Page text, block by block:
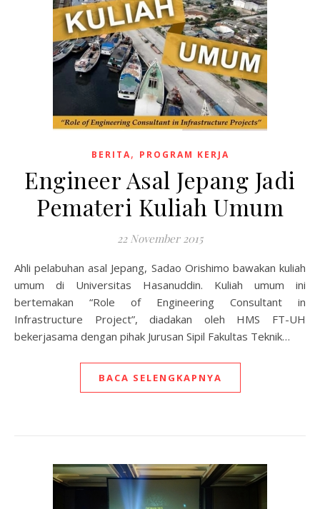
BERITA, PROGRAM KERJA
Engineer Asal Jepang Jadi
Pemateri Kuliah Umum
22 November 2015
Ahli pelabuhan asal Jepang, Sadao Orishimo bawakan kuliah
umum di Universitas Hasanuddin. Kuliah umum ini
bertemakan “Role of Engineering Consultant in
Infrastructure Project”, diadakan oleh HMS FT-UH
bekerjasama dengan pihak Jurusan Sipil Fakultas Teknik…
BACA SELENGKAPNYA